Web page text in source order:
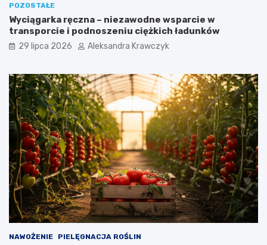
POZOSTAŁE
Wyciągarka ręczna – niezawodne wsparcie w
transporcie i podnoszeniu ciężkich ładunków
29 lipca 2026 Aleksandra Krawczyk
NAWOŻENIE PIELĘGNACJA ROŚLIN